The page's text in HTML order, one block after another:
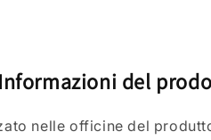
Informazioni del
nelle officine del